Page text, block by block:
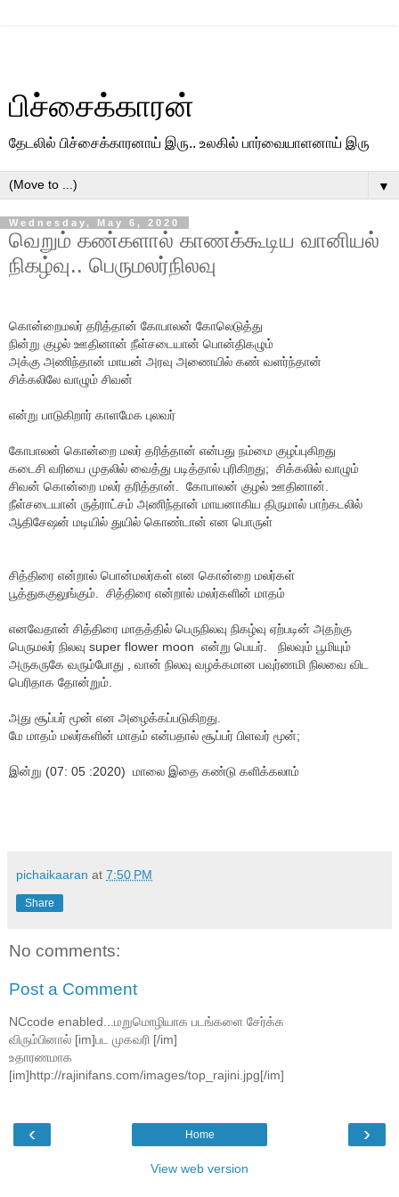
பிச்சைக்காரன்
தேடலில் பிச்சைக்காரனாய் இரு.. உலகில் பார்வையாளனாய் இரு
▼
Wednesday, May 6, 2020
வெறும் கண்களால் காணக்கூடிய வானியல்
நிகழ்வு.. பெருமலர்நிலவு
கொன்றைமலர் தரித்தான் கோபாலன் கோலெடுத்து
நின்று குழல் ஊதினான் நீள்சடையான் பொன்திகழும்
அக்கு அணிந்தான் மாயன் அரவு அணையில் கண் வளர்ந்தான்
சிக்கலிலே வாழும் சிவன்
என்று பாடுகிறார் காளமேக புலவர்
கோபாலன் கொன்றை மலர் தரித்தான் என்பது நம்மை குழப்புகிறது
கடைசி வரியை முதலில் வைத்து படித்தால் புரிகிறது; சிக்கலில் வாழும்
சிவன் கொன்றை மலர் தரித்தான். கோபாலன் குழல் ஊதினான்.
நீள்சடையான் ருத்ராட்சம் அணிந்தான் மாயனாகிய திருமால் பாற்கடலில்
ஆதிசேஷன் மடியில் துயில் கொண்டான் என பொருள்
சித்திரை என்றால் பொன்மலர்கள் என கொன்றை மலர்கள்
பூத்துககுலுங்கும். சித்திரை என்றால் மலர்களின் மாதம்
எனவேதான் சித்திரை மாதத்தில் பெருநிலவு நிகழ்வு ஏற்படின் அதற்கு
பெருமலர் நிலவு super flower moon என்று பெயர். நிலவும் பூமியும்
அருகருகே வரும்போது , வான் நிலவு வழக்கமான பவுர்ணமி நிலவை விட
பெரிதாக தோன்றும்.
அது சூப்பர் மூன் என அழைக்கப்படுகிறது.
மே மாதம் மலர்களின் மாதம் என்பதால் சூப்பர் பிளவர் மூன்;
இன்று (07: 05 :2020) மாலை இதை கண்டு களிக்கலாம்
pichaikaaran at 7:50 PM
Share
No comments:
Post a Comment
NCcode enabled...மறுமொழியாக படங்களை சேர்க்க
விரும்பினால் [im]பட முகவரி [/im]
உதாரணமாக
[im]http://rajinifans.com/images/top_rajini.jpg[/im]
‹ ›
Home
View web version